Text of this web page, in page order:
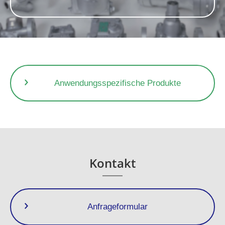
Anwendungsspezifische Produkte
Kontakt
Anfrageformular